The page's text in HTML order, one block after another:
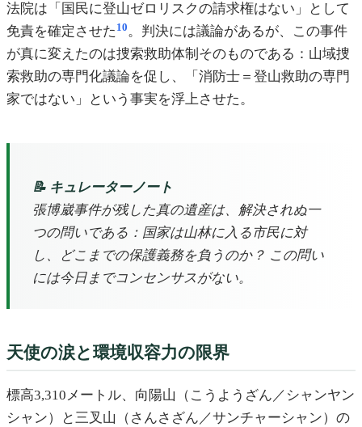
法院は「国民に登山ゼロリスクの請求権はない」として
免責を確定させた 10。判決には議論があるが、この事件
が真に変えたのは捜索救助体制そのものである：山域捜
索救助の専門化議論を促し、「消防士＝登山救助の専門
家ではない」という事実を浮上させた。
📝 キュレーターノート
張博崴事件が残した真の遺産は、解決されぬ一
つの問いである：国家は山林に入る市民に対
し、どこまでの保護義務を負うのか？ この問い
には今日までコンセンサスがない。
天使の涙と環境収容力の限界
標高3,310メートル、向陽山（こうようざん／シャンヤン
シャン）と三叉山（さんさざん／サンチャーシャン）の